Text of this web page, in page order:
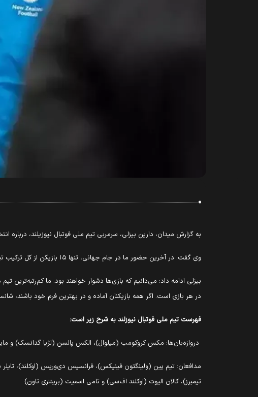
به گزارش میدان، دارین بیزلی، سرمربی تیم ملی فوتبال نیوزیلند، درباره انتخاب‌های خود برای فهرست
وی گفت: در آخرین حضور ما در جام جهانی، تنها ۱۵ بازیکن از کل ترکیب تیم به میدان رفتند. مطمئن هستم که این بار شاهد حضور بازیکنان بیشتری در بازی‌ها خواهیم بود.
بیزلی ادامه داد: می‌دانیم که بازی‌ها دشوار خواهند بود. ما کم‌رتبه‌ترین
در هر بازی است. اگر همه بازیکنان آماده و در بهترین فرم خود باشند،
فهرست تیم ملی فوتبال نیوزلند به شرح زیر است:
دروازه‌بان‌ها: مکس کروکومب (میلوال)، الکس پالسن (لژیا گدانسک) و
مدافعان: تیم پین (ولینگتون فینیکس)، فرانسیس دی‌وریس (اوکلند)، تایلر
تیمبرز)، کالان الیوت (اوکلند اف‌سی) و تامی اسمیت (برینتری تاون)